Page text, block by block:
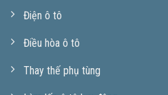
Điện ô tô
Điều hòa ô tô
Thay thế phụ tùng